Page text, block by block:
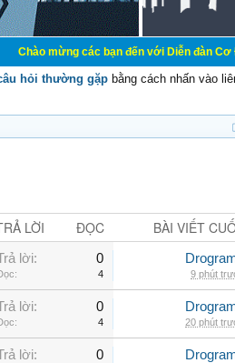
các bạn đến với Diễn đàn Cơ Điện -
hỏi thường gặp bằng cách nhấn vào
LỜI ĐỌC BÀI VIẾT
lời: 0
4 9 phút
lời: 0
4 20 phút
lời: 0